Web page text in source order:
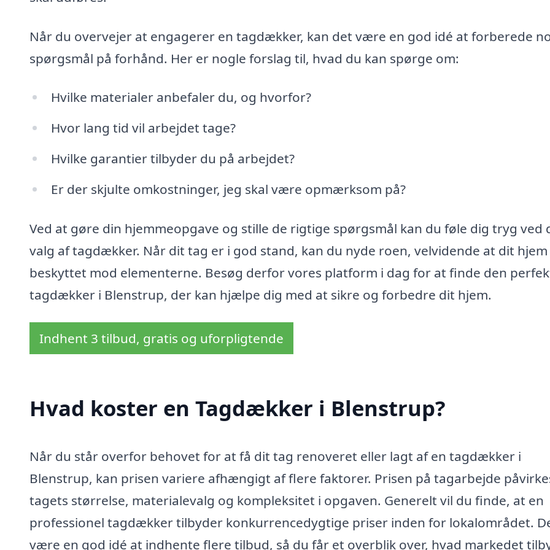
Når du overvejer at engagerer en tagdækker, kan det være en god idé at forberede
spørgsmål på forhånd. Her er nogle forslag til, hvad du kan spørge om:
Hvilke materialer anbefaler du, og hvorfor?
Hvor lang tid vil arbejdet tage?
Hvilke garantier tilbyder du på arbejdet?
Er der skjulte omkostninger, jeg skal være opmærksom på?
Ved at gøre din hjemmeopgave og stille de rigtige spørgsmål kan du føle dig tryg ved
valg af tagdækker. Når dit tag er i god stand, kan du nyde roen, velvidende at dit
beskyttet mod elementerne. Besøg derfor vores platform i dag for at finde den
tagdækker i Blenstrup, der kan hjælpe dig med at sikre og forbedre dit hjem.
Indhent 3 tilbud, gratis og uforpligtende
Hvad koster en Tagdækker i Blenstrup?
Når du står overfor behovet for at få dit tag renoveret eller lagt af en tagdækker i
Blenstrup, kan prisen variere afhængigt af flere faktorer. Prisen på tagarbejde
tagets størrelse, materialevalg og kompleksitet i opgaven. Generelt vil du finde, at en
professionel tagdækker tilbyder konkurrencedygtige priser inden for lokalområdet.
være en god idé at indhente flere tilbud, så du får et overblik over, hvad markedet